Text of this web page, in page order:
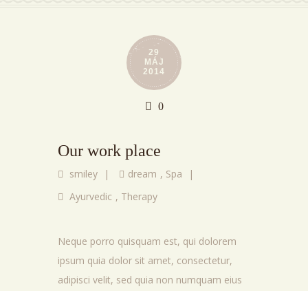
29
MÁJ
2014
0
Our work place
smiley | dream , Spa
|
Ayurvedic , Therapy
Neque porro quisquam est, qui dolorem
ipsum quia dolor sit amet, consectetur,
adipisci velit, sed quia non numquam eius